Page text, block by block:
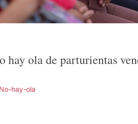
hay ola de parturientas